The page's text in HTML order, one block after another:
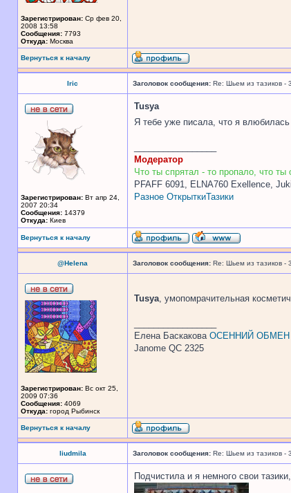
Зарегистрирован: Ср фев 20,
2008 13:58
Сообщения: 7793
Откуда: Москва
Вернуться к началу
Iric Заголовок сообщения: Re: Шьем из тазиков - 3
Зарегистрирован: Вт апр 24,
2007 20:34
Сообщения: 14379
Откуда: Киев
Tusya
Я тебе уже писала, что я
Модератор
Что ты спрятал - то пропало, что ты
PFAFF 6091, ELNA760 Exellence,
Разное ОткрыткиТазики
Вернуться к началу
@Helena Заголовок сообщения: Re: Шьем из тазиков - 3
Зарегистрирован: Вс окт 25,
2009 07:36
Сообщения: 4069
Откуда: город Рыбинск
Tusya, умопомрачительная
Елена Баскакова ОСЕННИЙ ОБМЕН
Janome QC 2325
Вернуться к началу
liudmila Заголовок сообщения: Re: Шьем из тазиков - 3
Подчистила и я немного свои